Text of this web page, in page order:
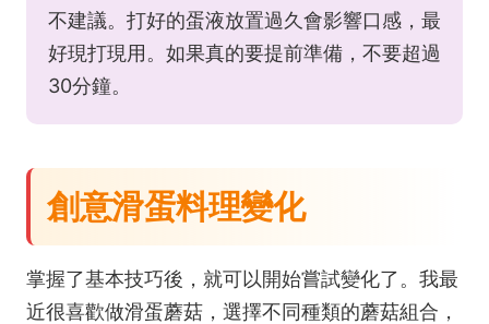
不建議。打好的蛋液放置過久會影響口感，最
好現打現用。如果真的要提前準備，不要超過
30分鐘。
創意滑蛋料理變化
掌握了基本技巧後，就可以開始嘗試變化了。我最
近很喜歡做滑蛋蘑菇，選擇不同種類的蘑菇組合，